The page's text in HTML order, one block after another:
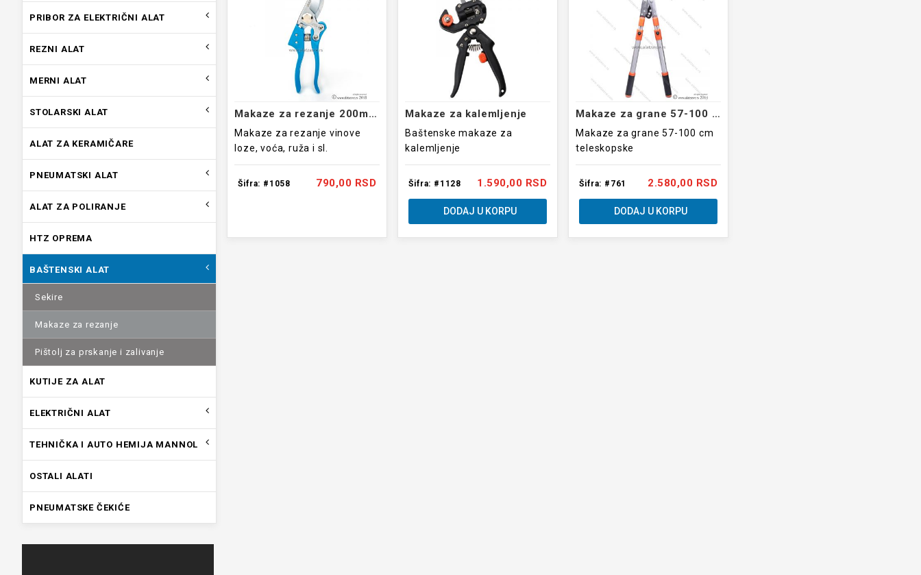
PRIBOR ZA ELEKTRIČNI ALAT
REZNI ALAT
MERNI ALAT
STOLARSKI ALAT
ALAT ZA KERAMIČARE
PNEUMATSKI ALAT
ALAT ZA POLIRANJE
HTZ OPREMA
BAŠTENSKI ALAT
Sekire
Makaze za rezanje
Pištolj za prskanje i zalivanje
KUTIJE ZA ALAT
ELEKTRIČNI ALAT
TEHNIČKA I AUTO HEMIJA MANNOL
OSTALI ALATI
PNEUMATSKE ČEKIĆE
Makaze za rezanje 200mm PROFI
Makaze za rezanje vinove
loze, voća, ruža i sl.
Šifra: #1058 790,00 RSD
Makaze za kalemljenje
Baštenske makaze za
kalemljenje
Šifra: #1128 1.590,00 RSD
DODAJ U KORPU
Makaze za grane 57-100 cm
Makaze za grane 57-100 cm
teleskopske
Šifra: #761 2.580,00 RSD
DODAJ U KORPU